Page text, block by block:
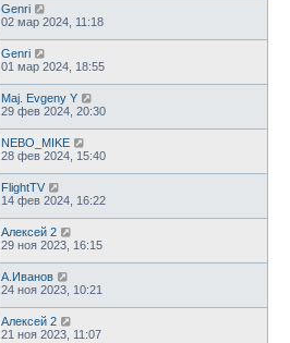
Genri
02 мар 2024, 11:18
Genri
01 мар 2024, 18:55
Maj. Evgeny Y
29 фев 2024, 20:30
NEBO_MIKE
28 фев 2024, 15:40
FlightTV
14 фев 2024, 16:22
Алексей 2
29 ноя 2023, 16:15
А.Иванов
24 ноя 2023, 10:21
Алексей 2
21 ноя 2023, 11:07